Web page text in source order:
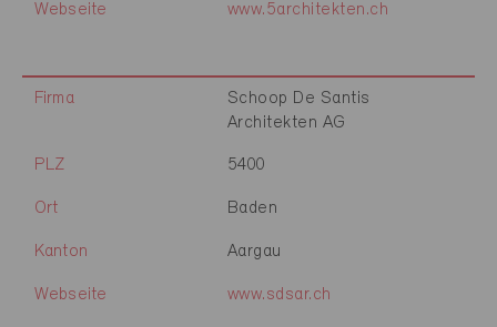
Webseite www.5architekten.ch
Firma
Schoop De Santis
Architekten AG
PLZ 5400
Ort Baden
Kanton Aargau
Webseite www.sdsar.ch